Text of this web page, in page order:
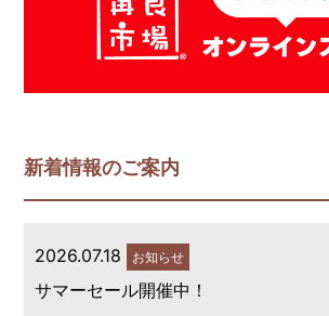
新着情報のご案内
2026.07.18 お知らせ
サマーセール開催中！